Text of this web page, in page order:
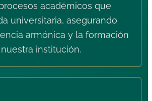
académicos que
universitaria, asegurando
armónica y la formación
institución.